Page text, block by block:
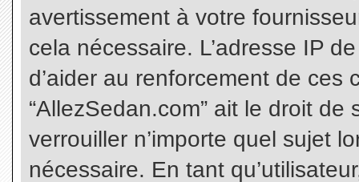
avertissement à votre
cela nécessaire. L’adresse IP
d’aider au renforcement de
“AllezSedan.com” ait le droit de
verrouiller n’importe quel sujet
nécessaire. En tant